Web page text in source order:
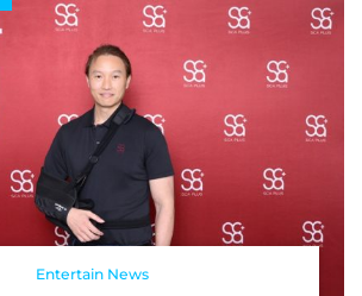
Entertain News